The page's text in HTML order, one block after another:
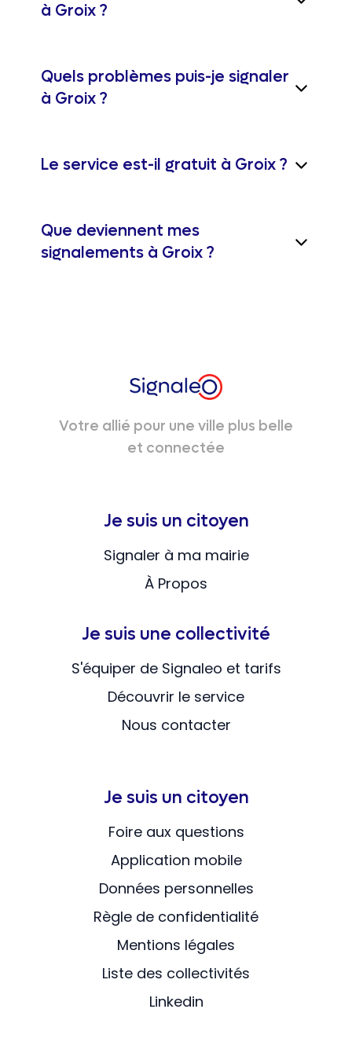
à Groix ?
Quels problèmes puis-je signaler
à Groix ?
Le service est-il gratuit à Groix ?
Que deviennent mes
signalements à Groix ?
Votre allié pour une ville plus belle
et connectée
Je suis un citoyen
Signaler à ma mairie
À Propos
Je suis une collectivité
S'équiper de Signaleo et tarifs
Découvrir le service
Nous contacter
Je suis un citoyen
Foire aux questions
Application mobile
Données personnelles
Règle de confidentialité
Mentions légales
Liste des collectivités
Linkedin